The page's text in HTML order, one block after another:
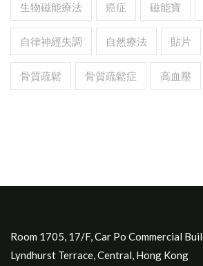
生物磁能療法 癌症 磁能寶
自律神經失調 自然療法 貼片
骨質疏鬆 骨質疏鬆症 高血壓
Room 1705, 17/F, Car Po Commercial
Lyndhurst Terrace, Central, Hong Kong